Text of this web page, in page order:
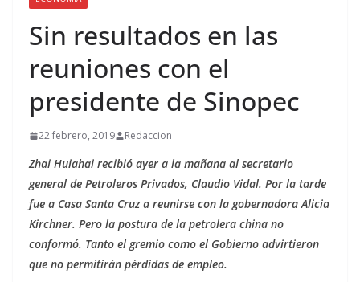
Sin resultados en las
reuniones con el
presidente de Sinopec
22 febrero, 2019 Redaccion
Zhai Huiahai recibió ayer a la mañana al secretario
general de Petroleros Privados, Claudio Vidal. Por la tarde
fue a Casa Santa Cruz a reunirse con la gobernadora Alicia
Kirchner. Pero la postura de la petrolera china no
conformó. Tanto el gremio como el Gobierno advirtieron
que no permitirán pérdidas de empleo.